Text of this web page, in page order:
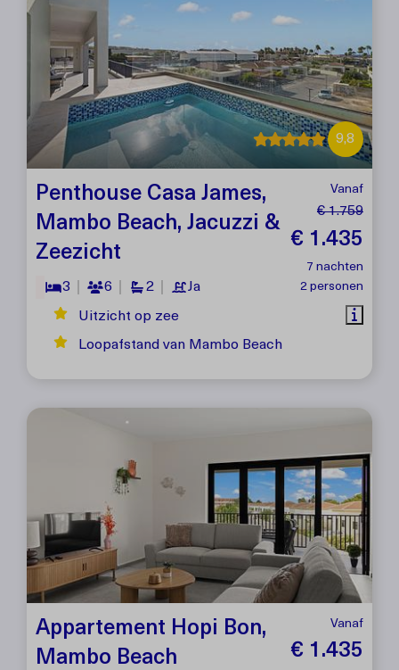
9,8
Vanaf
€ 1.759
€ 1.435
7 nachten
2 personen
Penthouse Casa James,
Mambo Beach, Jacuzzi &
Zeezicht
3 6 2 Ja
Uitzicht op zee
Loopafstand van Mambo Beach
Vanaf
€ 1.435
Appartement Hopi Bon,
Mambo Beach